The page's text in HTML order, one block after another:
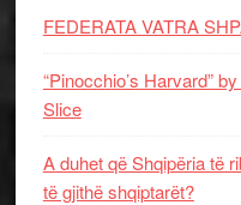
FEDERATA VATRA
“Pinocchio’s Harvard”
Slice
A duhet që Shqipëria të
të gjithë shqiptarët?